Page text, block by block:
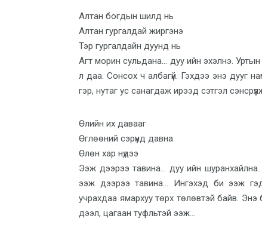
Алтан богдын шилд нь
Алтан гургалдай жиргэнэ
Тэр гургалдайн дуунд нь
Агт морин сульдана… дуу ийн эхэлнэ. Уртын
л даа. Сонсох ч албагүй. Гэхдээ энэ дууг
гэр, нутаг ус санагдаж ирээд сэтгэл
Өлийн их давааг
Өглөөний сэрүүнд давна
Өлөн хар нүдээ
Ээж дээрээ тавина… дуу ийн шуранхайлна.
ээж дээрээ тавина… Ингэхэд би ээж
учрахдаа ямархуу төрх төлөвтэй байв. Энэ
дээл, цагаан туфльтэй ээж…